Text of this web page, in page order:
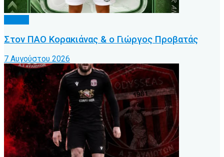
Στον ΠΑΟ Κορακιάνας & ο Γιώργος Προβατάς
7 Αυγούστου 2026